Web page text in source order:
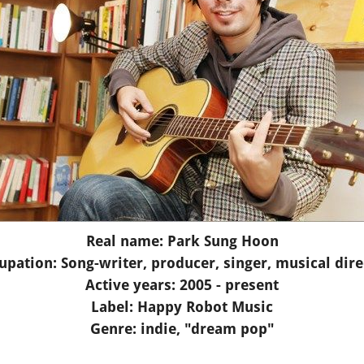
Real name: Park Sung Hoon
Song-writer, producer, singer, musical
Active years: 2005 - present
Label: Happy Robot Music
Genre: indie, "dream pop"